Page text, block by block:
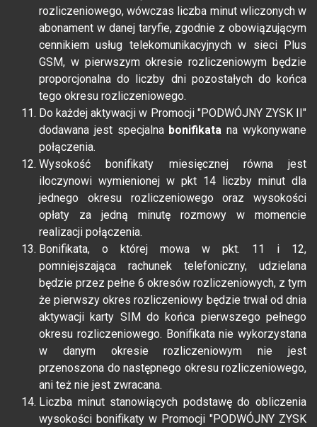
rozliczeniowego, wówczas liczba minut wliczonych w
abonament w danej taryfie, zgodnie z obowiązującym
cennikiem usług telekomunikacyjnych w sieci Plus
GSM, w pierwszym okresie rozliczeniowym będzie
proporcjonalna do liczby dni pozostałych do końca
tego okresu rozliczeniowego.
Do każdej aktywacji w Promocji "PODWÓJNY ZYSK II"
dodawana jest specjalna bonifikata na wykonywane
połączenia.
Wysokość bonifikaty miesięcznej równa jest
iloczynowi wymienionej w pkt 14 liczby minut dla
jednego okresu rozliczeniowego oraz wysokości
opłaty za jedną minutę rozmowy w momencie
realizacji połączenia.
Bonifikata, o której mowa w pkt. 11 i 12,
pomniejszająca rachunek telefoniczny, udzielana
będzie przez pełne 6 okresów rozliczeniowych, z tym
że pierwszy okres rozliczeniowy będzie trwał od dnia
aktywacji karty SIM do końca pierwszego pełnego
okresu rozliczeniowego. Bonifikata nie wykorzystana
w danym okresie rozliczeniowym nie jest
przenoszona do następnego okresu rozliczeniowego,
ani też nie jest zwracana.
Liczba minut stanowiących podstawę do obliczenia
wysokości bonifikaty w Promocji "PODWÓJNY ZYSK